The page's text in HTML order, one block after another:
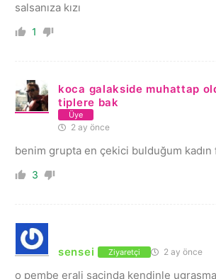
salsanıza kızı
1
koca galakside muhattap
tiplere bak
Üye
2 ay önce
benim grupta en çekici bulduğum kadın
3
sensei Ziyaretçi 2 ay önce
o pembe erali sacinda kendinle